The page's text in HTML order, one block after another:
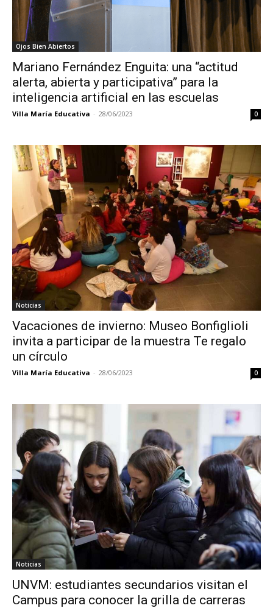
Ojos Bien Abiertos
Mariano Fernández Enguita: una “actitud
alerta, abierta y participativa” para la
inteligencia artificial en las escuelas
Villa María Educativa - 28/06/2023 0
Noticias
Vacaciones de invierno: Museo Bonfiglioli
invita a participar de la muestra Te regalo
un círculo
Villa María Educativa - 28/06/2023 0
Noticias
UNVM: estudiantes secundarios visitan el
Campus para conocer la grilla de carreras